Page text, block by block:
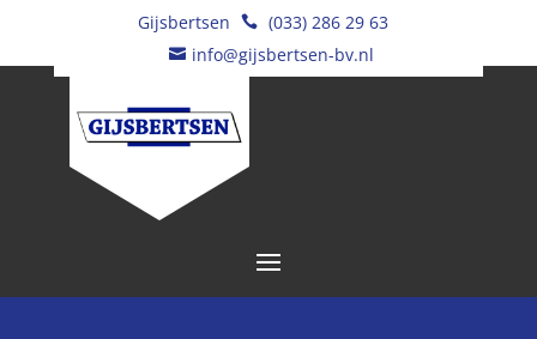
Gijsbertsen  (033) 286 29 63
 info@gijsbertsen-bv.nl